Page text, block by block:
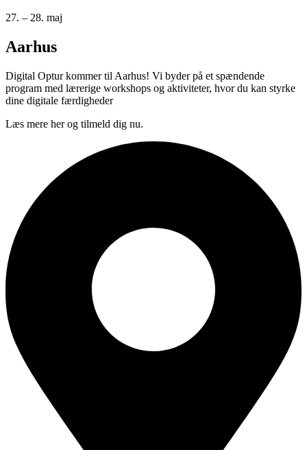
27. – 28. maj
Aarhus
Digital Optur kommer til Aarhus! Vi byder på et spændende
program med lærerige workshops og aktiviteter, hvor du kan styrke
dine digitale færdigheder
Læs mere her og tilmeld dig nu.